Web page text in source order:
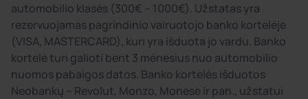
automobilio klasės (300€ – 1000€). Užstatas yra
rezervuojamas pagrindinio vairuotojo banko kortelėje
(VISA, MASTERCARD), kuri yra išduota jo vardu. Banko
kortelė turi galioti bent 3 mėnesius nuo automobilio
nuomos pabaigos datos. Banko kortelės išduotos
Neobankų – Revolut, Monzo, Monese ir pan., užstatui